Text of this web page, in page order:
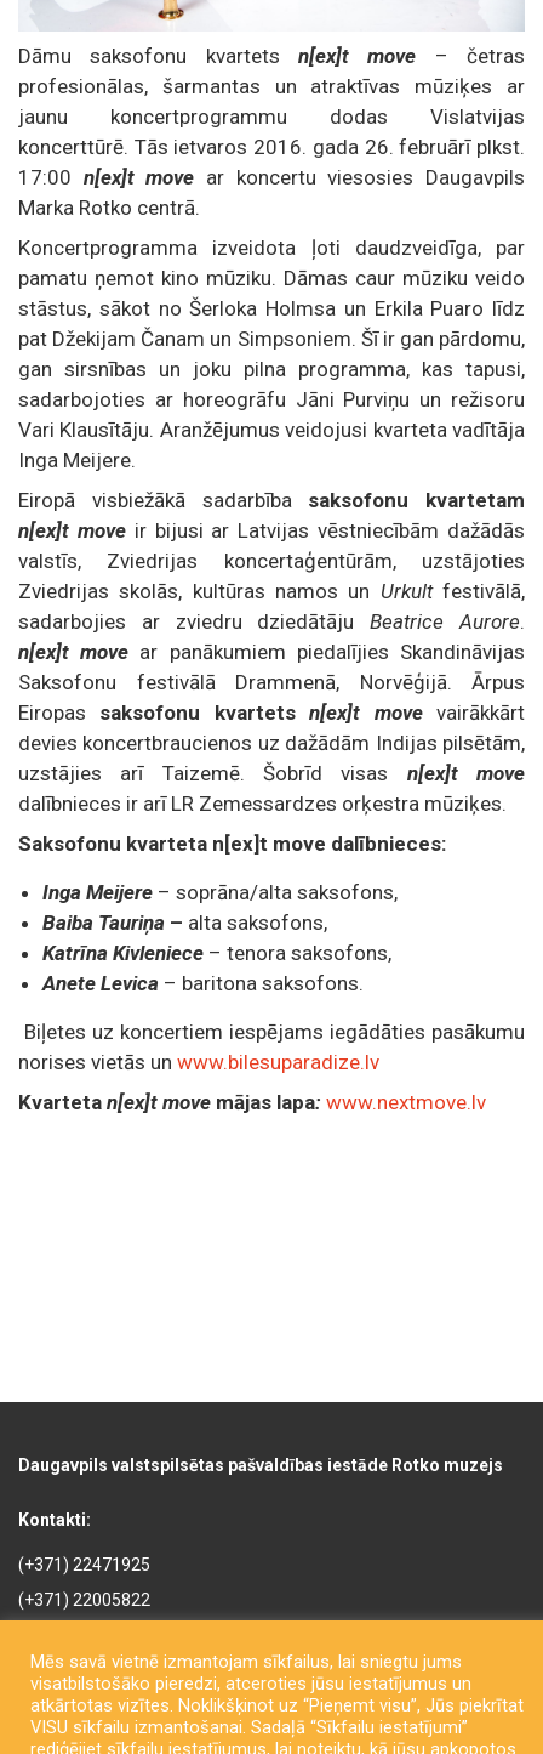
Dāmu saksofonu kvartets n[ex]t move – četras
profesionālas, šarmantas un atraktīvas mūziķes ar
jaunu koncertprogrammu dodas Vislatvijas
koncerttūrē. Tās ietvaros 2016. gada 26. februārī plkst.
17:00 n[ex]t move ar koncertu viesosies Daugavpils
Marka Rotko centrā.
Koncertprogramma izveidota ļoti daudzveidīga, par
pamatu ņemot kino mūziku. Dāmas caur mūziku veido
stāstus, sākot no Šerloka Holmsa un Erkila Puaro līdz
pat Džekijam Čanam un Simpsoniem. Šī ir gan pārdomu,
gan sirsnības un joku pilna programma, kas tapusi,
sadarbojoties ar horeogrāfu Jāni Purviņu un režisoru
Vari Klausītāju. Aranžējumus veidojusi kvarteta vadītāja
Inga Meijere.
Eiropā visbiežākā sadarbība saksofonu kvartetam
n[ex]t move ir bijusi ar Latvijas vēstniecībām dažādās
valstīs, Zviedrijas koncertaģentūrām, uzstājoties
Zviedrijas skolās, kultūras namos un Urkultfestivālā,
sadarbojies ar zviedru dziedātājuBeatrice Aurore.
n[ex]t move ar panākumiem piedalījies Skandināvijas
Saksofonu festivālā Drammenā, Norvēģijā. Ārpus
Eiropas saksofonu kvartetsn[ex]t movevairākkārt
devies koncertbraucienos uz dažādām Indijas pilsētām,
uzstājies arī Taizemē. Šobrīd visas n[ex]t move
dalībnieces ir arī LR Zemessardzes orķestra mūziķes.
Saksofonu kvarteta n[ex]t move dalībnieces:
Inga Meijere – soprāna/alta saksofons,
Baiba Tauriņa – alta saksofons,
Katrīna Kivleniece – tenora saksofons,
Anete Levica – baritona saksofons.
Biļetes uz koncertiem iespējams iegādāties pasākumu
norises vietās un www.bilesuparadize.lv
Kvarteta n[ex]t move mājas lapa: www.nextmove.lv
Daugavpils valstspilsētas pašvaldības iestāde Rotko muzejs
Kontakti:
(+371) 22471925
(+371) 22005822
Mihaila iela 3, Daugavpils,
LV-5401, Latvija
Mēs savā vietnē izmantojam sīkfailus, lai sniegtu jums
visatbilstošāko pieredzi, atceroties jūsu iestatījumus un
atkārtotas vizītes. Noklikšķinot uz “Pieņemt visu”, Jūs piekrītat
VISU sīkfailu izmantošanai. Sadaļā “Sīkfailu iestatījumi”
rediģējiet sīkfailu iestatījumus, lai noteiktu, kā jūsu apkopotos